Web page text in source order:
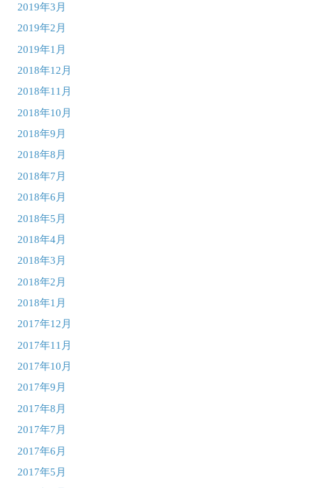
2019年3月
2019年2月
2019年1月
2018年12月
2018年11月
2018年10月
2018年9月
2018年8月
2018年7月
2018年6月
2018年5月
2018年4月
2018年3月
2018年2月
2018年1月
2017年12月
2017年11月
2017年10月
2017年9月
2017年8月
2017年7月
2017年6月
2017年5月